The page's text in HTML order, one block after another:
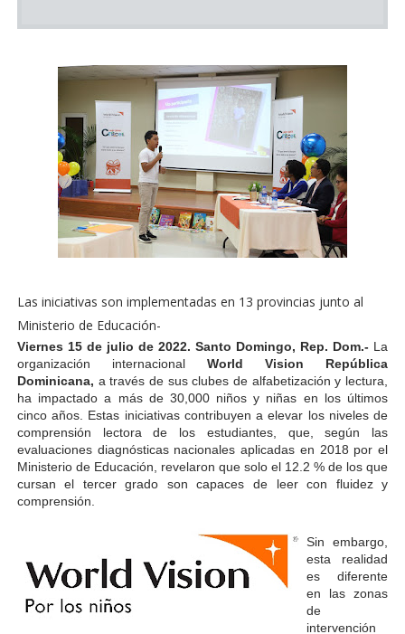
Las iniciativas son implementadas en 13 provincias junto al
Ministerio de Educación-
Viernes 15 de julio de 2022. Santo Domingo, Rep. Dom.- La
organización internacional World Vision República
Dominicana, a través de sus clubes de alfabetización y lectura,
ha impactado a más de 30,000 niños y niñas en los últimos
cinco años. Estas iniciativas contribuyen a elevar los niveles de
comprensión lectora de los estudiantes, que, según las
evaluaciones diagnósticas nacionales aplicadas en 2018 por el
Ministerio de Educación, revelaron que solo el 12.2 % de los que
cursan el tercer grado son capaces de leer con fluidez y
comprensión.
Sin embargo,
esta realidad
es diferente
en las zonas
de
intervención